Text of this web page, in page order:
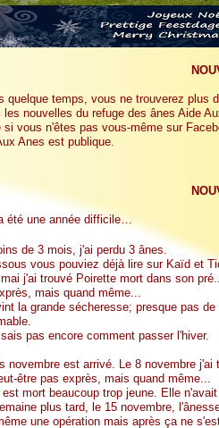
été une année difficile…
de 3 mois, j'ai perdu 3 ânes.
vous pouviez déjà lire sur Kaïd et
mai j'ai trouvé Poirette mort dans son
mais quand même...
la grande sécheresse; presque pas
pas encore comment passer l'hiver.
novembre est arrivé. Le 8 novembre
être pas exprès, mais quand même...
est mort beaucoup trop jeune. Elle
plus tard, le 15 novembre,
une opération mais après ça ne
quelque temps, vous ne trouverez
les nouvelles du refuge des ânes Aide
si vous n'êtes pas vous-même sur
Anes est publique.